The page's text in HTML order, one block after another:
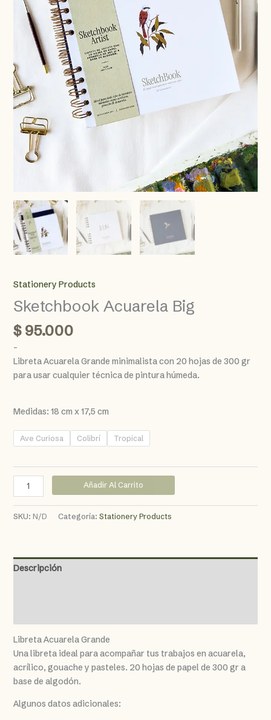
Stationery Products
Sketchbook Acuarela Big
$95.000
–
Libreta Acuarela Grande minimalista con 20 hojas de 300 gr
para usar cualquier técnica de pintura húmeda.
Medidas: 18 cm x 17,5 cm
Ave Curiosa Colibrí Tropical
Sketchbook
Acuarela
Big
cantidad
Añadir Al Carrito
SKU: N/D Categoría: Stationery Products
Descripción
Libreta Acuarela Grande
Una libreta ideal para acompañar tus trabajos en acuarela,
acrílico, gouache y pasteles. 20 hojas de papel de 300 gr a
base de algodón.
Algunos datos adicionales: